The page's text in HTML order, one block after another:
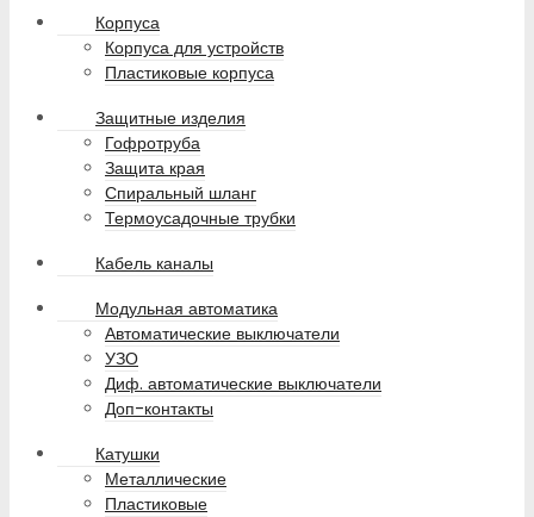
Корпуса
Корпуса для устройств
Пластиковые корпуса
Защитные изделия
Гофротруба
Защита края
Спиральный шланг
Термоусадочные трубки
Кабель каналы
Модульная автоматика
Автоматические выключатели
УЗО
Диф. автоматические выключатели
Доп-контакты
Катушки
Металлические
Пластиковые